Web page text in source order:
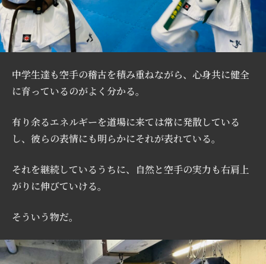
中学生達も空手の稽古を積み重ねながら、心身共に健全
に育っているのがよく分かる。
有り余るエネルギーを道場に来ては常に発散している
し、彼らの表情にも明らかにそれが表れている。
それを継続しているうちに、自然と空手の実力も右肩上
がりに伸びていける。
そういう物だ。